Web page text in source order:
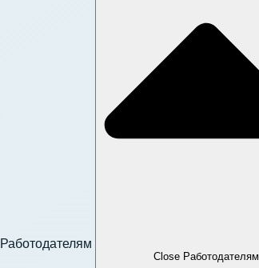
Работодателям
Close Работодателям